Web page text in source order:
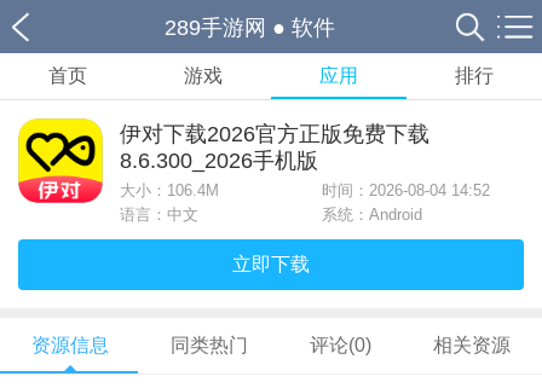
289手游网 ● 软件
首页 游戏 应用 排行
伊对下载2026官方正版免费下载
8.6.300_2026手机版
大小： 106.4M
时间：2026-08-04 14:52
语言：中文
系统：Android
立即下载
资源信息 同类热门 评论(0) 相关资源